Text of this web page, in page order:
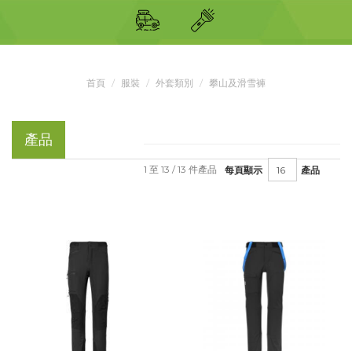
首頁 服裝 外套類別 攀山及滑雪褲
產品
每頁顯示 產品
1 至 13 / 13 件產品